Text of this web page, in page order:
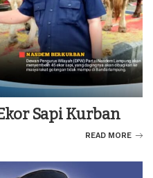
Sapi Kurban
READ MORE